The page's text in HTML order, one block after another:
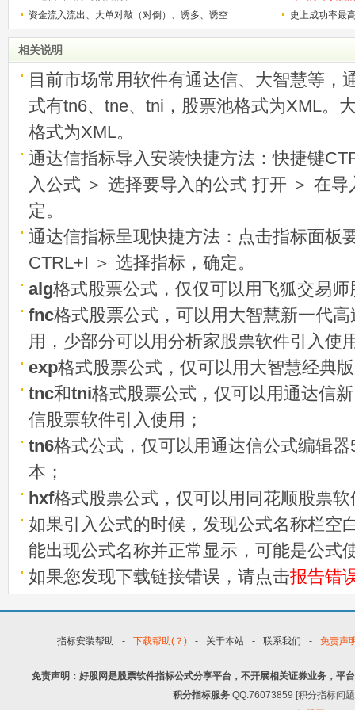
资金流入流出、大单对敲（对倒）、诱多、诱空
史上成功率最
相关说明
目前市场常用软件有通达信、大智慧等，
式有tn6、tne、tni，股票池格式为XML。
格式为XML。
通达信指标导入安装快捷方法：快捷键
入公式 ＞ 选择要导入的公式 打开 ＞ 在
定。
通达信指标呈现快捷方法：点击指标面板
CTRL+I ＞ 选择指标，确定。
alg格式股票公式，仅仅可以用飞狐交易
fnc格式股票公式，可以用大智慧新一代
用，少部分可以用分析家股票软件引入使
exp格式股票公式，仅可以用大智慧经典
tnc和tni格式股票公式，仅可以用通达信
信股票软件引入使用；
tn6格式公式，仅可以用通达信公式编辑
本；
hxf格式股票公式，仅可以用同花顺股票
如果引入公式的时候，发现公式名称栏空
能出现公式名称并正常显示，可能是公式
如果您发现下载链接错误，请点击报告错
指标安装帮助 - 下载帮助(？) - 关于本站 - 联系我们 - 免责声
免责声明：好股网是股票软件指标公式分享平台，不开展相关证券业务，平
积分指标服务 QQ:76073859 [积分指标问